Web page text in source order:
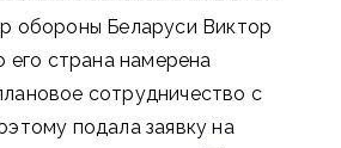
обороны Беларуси Виктор
его страна намерена
сотрудничество с
подала заявку на